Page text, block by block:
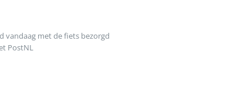
vandaag met de fiets bezorgd
PostNL